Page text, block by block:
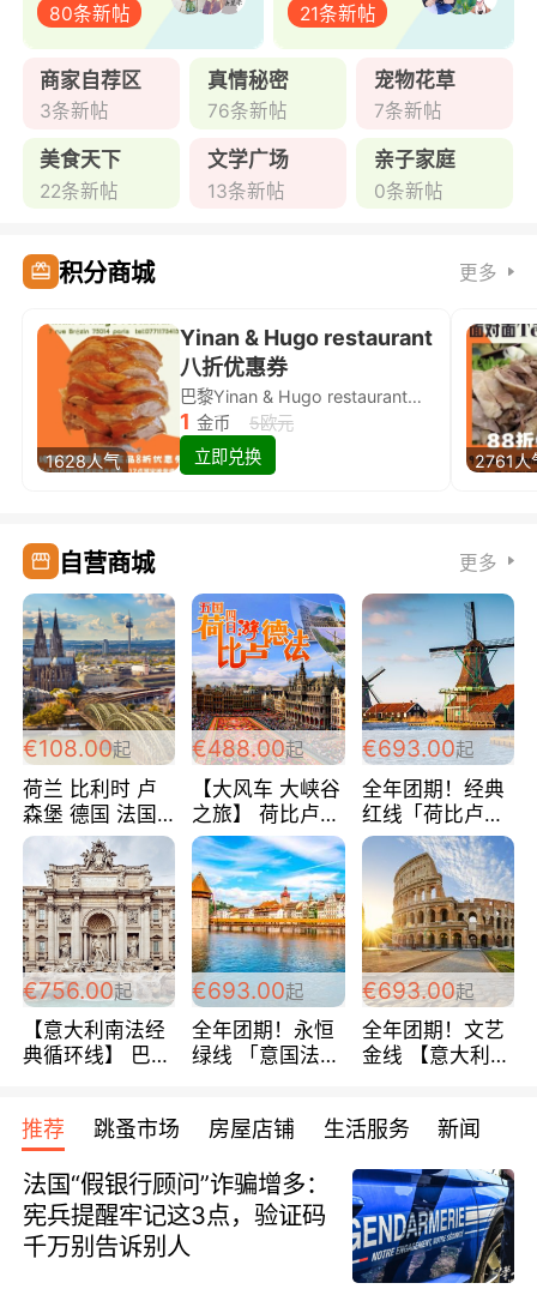
80条新帖 21条新帖
商家自荐区
3条新帖
真情秘密
76条新帖
宠物花草
7条新帖
美食天下
22条新帖
文学广场
13条新帖
亲子家庭
0条新帖
积分商城 更多
1628人气
Yinan & Hugo restaurant
八折优惠券
巴黎Yinan & Hugo restaurant除简餐类全场8折
1 金币
5欧元
立即兑换
2761人
自营商城 更多
€108.00起
荷兰 比利时 卢
森堡 德国 法国
超爽玩遍西欧 循
环线 全程四星宾
馆 108欧/人/天
€488.00起
【大风车 大峡谷
之旅】 荷比卢德
法 巴黎上下 经
典五国四日游
488欧/人
€693.00起
全年团期！经典
红线「荷比卢德
法」七天循环 五
国 仅售99欧/人/
天！巴黎上下！
包拼房~
€756.00起
【意大利南法经
典循环线】 巴黎
宾馆 108欧/天起
全程756欧/位
€693.00起
全年团期！永恒
绿线 「意国法
欧/天起 ~包拼房
€693.00起
全年团期！文艺
金线 【意大利一
每周铁发！
推荐 跳蚤市场 房屋店铺 生活服务 新闻
法国“假银行顾问”诈骗增多：
宪兵提醒牢记这3点，验证码
千万别告诉别人